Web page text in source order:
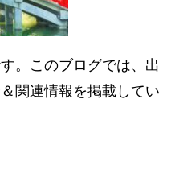
。このブログでは、出
関連情報を掲載してい